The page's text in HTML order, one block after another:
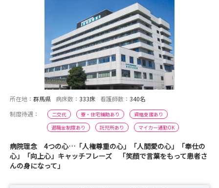
所在地： 群馬県 病床数： 333床 看護師数： 340名
制度待遇：
二交代 寮・住宅補助あり
資格支援あり
退職金制度あり
託児所あり マイカー通勤OK
病院理念 4つの心…「人権尊重の心」「人間愛の心」「奉仕の
心」「向上心」キャッチフレーズ 「笑顔で言葉をもって患者さ
んの身になって」